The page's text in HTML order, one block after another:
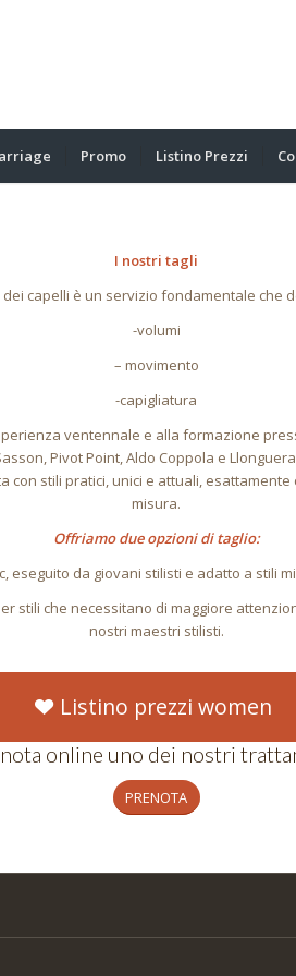
Promo Listino Prezzi
I nostri tagli
dei capelli è un servizio fondamentale che
-volumi
– movimento
-capigliatura
ventennale e alla formazione
Pivot Point, Aldo Coppola e
con stili pratici, unici e attuali, esattamente
misura.
Offriamo due opzioni di taglio:
eseguito da giovani stilisti e adatto a stili
stili che necessitano di maggiore
nostri maestri stilisti.
Listino prezzi women
online uno dei nostri
PRENOTA